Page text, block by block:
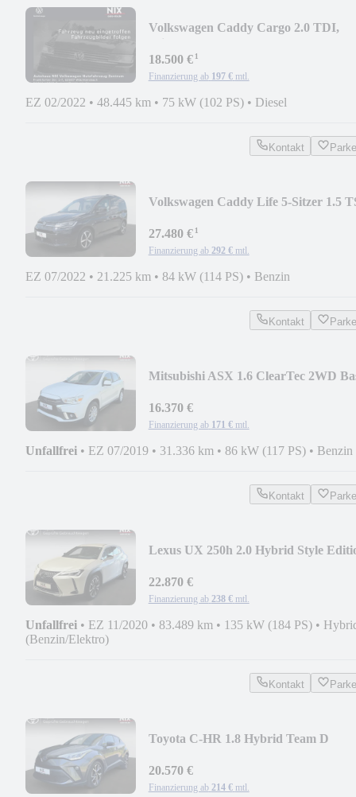
Volkswagen Caddy Cargo 2.0 TDI,
18.500 €¹
Finanzierung ab 197 € mtl.
EZ 02/2022 • 48.445 km • 75 kW (102 PS) • Diesel
Kontakt
Volkswagen Caddy Life 5-Sitzer 1.5
27.480 €¹
Finanzierung ab 292 € mtl.
EZ 07/2022 • 21.225 km • 84 kW (114 PS) • Benzin
Kontakt
Mitsubishi ASX 1.6 ClearTec 2WD
16.370 €
Finanzierung ab 171 € mtl.
Unfallfrei • EZ 07/2019 • 31.336 km • 86 kW (117 PS) • Benzin
Kontakt
Lexus UX 250h 2.0 Hybrid Style
22.870 €
Finanzierung ab 238 € mtl.
Unfallfrei • EZ 11/2020 • 83.489 km • 135 kW (184 PS) •
(Benzin/Elektro)
Kontakt
Toyota C-HR 1.8 Hybrid Team D
20.570 €
Finanzierung ab 214 € mtl.